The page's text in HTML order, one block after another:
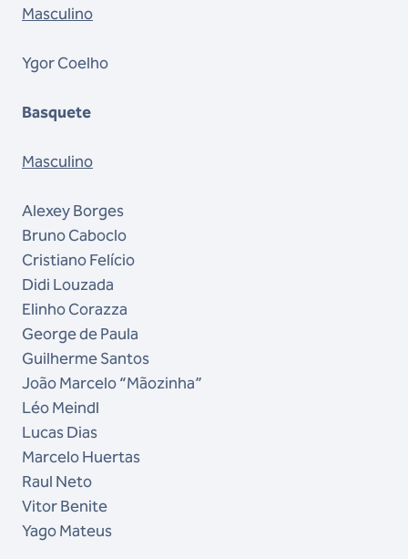
Masculino
Ygor Coelho
Basquete
Masculino
Alexey Borges
Bruno Caboclo
Cristiano Felício
Didi Louzada
Elinho Corazza
George de Paula
Guilherme Santos
João Marcelo “Mãozinha”
Léo Meindl
Lucas Dias
Marcelo Huertas
Raul Neto
Vitor Benite
Yago Mateus